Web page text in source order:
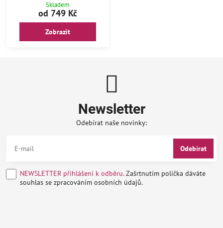
Skladem
od 749 Kč
Zobrazit
Newsletter
Odebírat naše novinky:
Odebírat
NEWSLETTER přihlášení k odběru.Zašrtnutím políčka dáváte
souhlas se zpracováním osobních údajů.